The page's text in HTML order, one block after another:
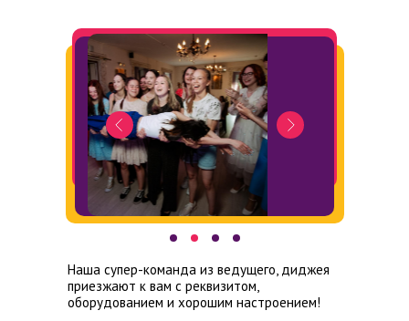
Наша супер-команда из ведущего, диджея
приезжают к вам с реквизитом,
оборудованием и хорошим настроением!